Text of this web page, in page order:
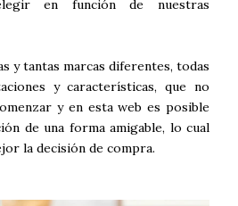
en función de nuestras
y tantas marcas diferentes, todas
y características, que no
y en esta web es posible
de una forma amigable, lo cual
la decisión de compra.